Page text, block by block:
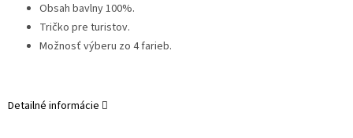
Obsah bavlny 100%.
Tričko pre turistov.
Možnosť výberu zo 4 farieb.
Detailné informácie